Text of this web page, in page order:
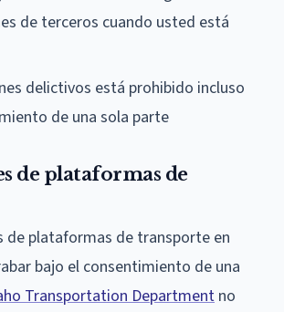
de terceros cuando usted está
delictivos está prohibido incluso
de una sola parte
de plataformas de
de plataformas de transporte en
bajo el consentimiento de una
Transportation Department no